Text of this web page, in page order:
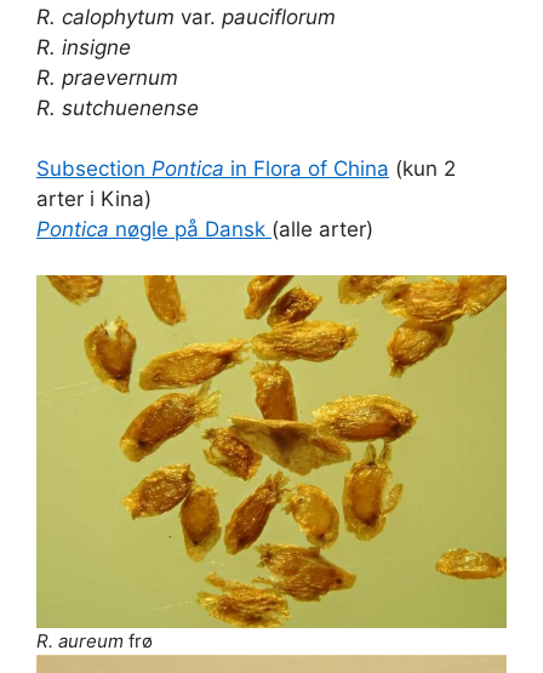
R. calophytum var. pauciflorum
R. insigne
R. praevernum
R. sutchuenense
Subsection Pontica in Flora of China (kun 2
arter i Kina)
Pontica nøgle på Dansk (alle arter)
R. aureum frø